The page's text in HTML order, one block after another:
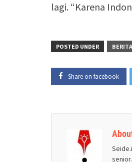
lagi. “Karena
POSTED UNDER BERITA
Share on facebook